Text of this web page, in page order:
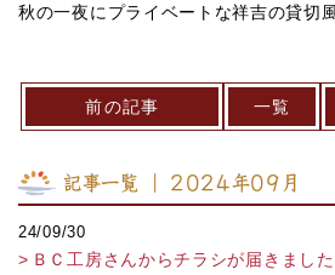
秋の一夜にプライベートな祥吉の貸切
前の記事 一覧
記事一覧 ｜ 2024年09月
24/09/30
ＢＣ工房さんからチラシが届きました